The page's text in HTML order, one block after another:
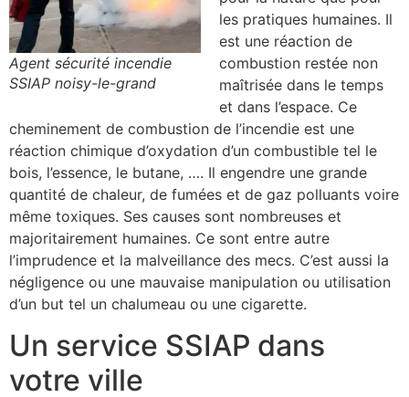
Agent sécurité incendie
SSIAP noisy-le-grand
les pratiques humaines. Il
est une réaction de
combustion restée non
maîtrisée dans le temps
et dans l’espace. Ce
cheminement de combustion de l’incendie est une
réaction chimique d’oxydation d’un combustible tel le
bois, l’essence, le butane, …. Il engendre une grande
quantité de chaleur, de fumées et de gaz polluants voire
même toxiques. Ses causes sont nombreuses et
majoritairement humaines. Ce sont entre autre
l’imprudence et la malveillance des mecs. C’est aussi la
négligence ou une mauvaise manipulation ou utilisation
d’un but tel un chalumeau ou une cigarette.
Un service SSIAP dans
votre ville